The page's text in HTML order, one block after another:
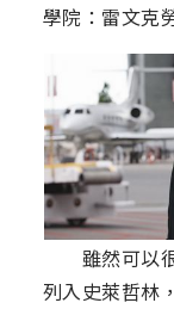
學院：雷文克
雖然可以很
列入史萊哲林